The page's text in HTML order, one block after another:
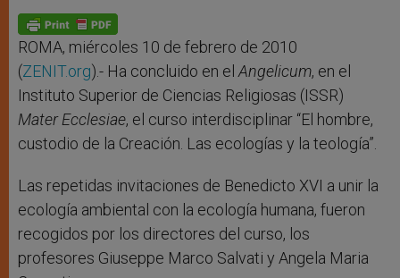
p
p
g
e
r
o
k
ROMA, miércoles 10 de febrero de 2010
(ZENIT.org).- Ha concluido en elAngelicum, en el
Instituto Superior de Ciencias Religiosas (ISSR)
Mater Ecclesiae, el curso interdisciplinar “El hombre,
custodio de la Creación. Las ecologías y la teología”.
Las repetidas invitaciones de Benedicto XVI a unir la
ecología ambiental con la ecología humana, fueron
recogidos por los directores del curso, los
profesores Giuseppe Marco Salvati y Angela Maria